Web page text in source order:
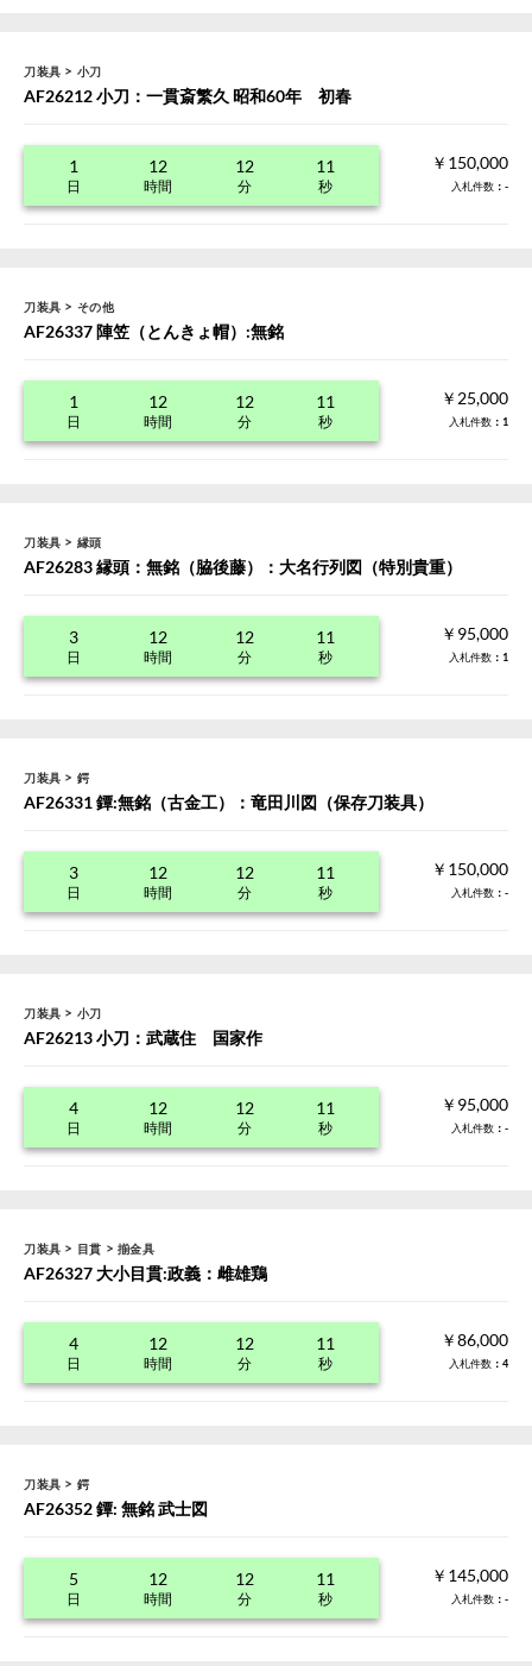
刀装具 > 小刀
AF26212 小刀：一貫斎繁久 昭和60年 初春
1
日
12
時間
12
分
11
秒
￥150,000
入札件数 ：-
刀装具 > その他
AF26337 陣笠（とんきょ帽）:無銘
1
日
12
時間
12
分
11
秒
￥25,000
入札件数 ：1
刀装具 > 縁頭
AF26283 縁頭：無銘（脇後藤）：大名行列図（特別貴重）
3
日
12
時間
12
分
11
秒
￥95,000
入札件数 ：1
刀装具 > 鍔
AF26331 鐔:無銘（古金工）：竜田川図（保存刀装具）
3
日
12
時間
12
分
11
秒
￥150,000
入札件数 ：-
刀装具 > 小刀
AF26213 小刀：武蔵住 国家作
4
日
12
時間
12
分
11
秒
￥95,000
入札件数 ：-
刀装具 > 目貫 > 揃金具
AF26327 大小目貫:政義：雌雄鶏
4
日
12
時間
12
分
11
秒
￥86,000
入札件数 ：4
刀装具 > 鍔
AF26352 鐔: 無銘 武士図
5
日
12
時間
12
分
11
秒
￥145,000
入札件数 ：-